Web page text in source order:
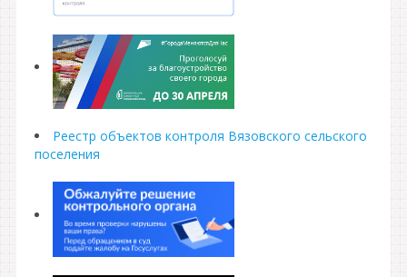
Реестр объектов контроля Вязовского сельского
поселения